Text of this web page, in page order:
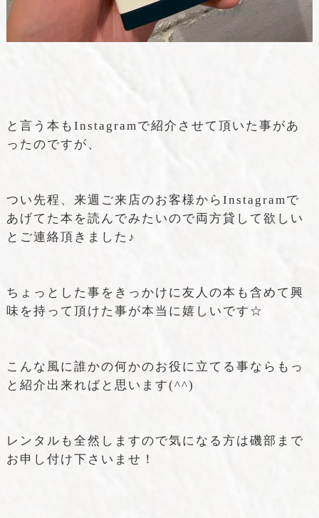
と言う本もInstagramで紹介させて頂いた事があ
ったのですが、
つい先程、来週ご来店のお客様からInstagramで
あげてた本を読んでみたいので両方貸して欲しい
とご連絡頂きました♪
ちょっとした事をきっかけに友人の本も含めて興
味を持って頂けた事が本当に嬉しいです☆
こんな風に誰かの何かのお役に立てる事ならもっ
と紹介出来ればと思います(^^)
レンタルも全然しますので気になる方は磯部まで
お申し付け下さいませ！